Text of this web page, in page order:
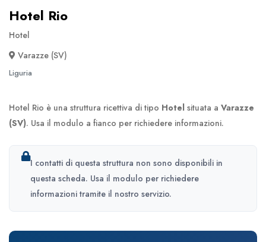
Hotel Rio
Hotel
Varazze (SV)
Liguria
Hotel Rio è una struttura ricettiva di tipo Hotel situata a Varazze
(SV). Usa il modulo a fianco per richiedere informazioni.
I contatti di questa struttura non sono disponibili in
questa scheda. Usa il modulo per richiedere
informazioni tramite il nostro servizio.